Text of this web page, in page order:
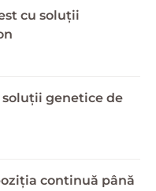
cu soluții
soluții genetice de
continuă până